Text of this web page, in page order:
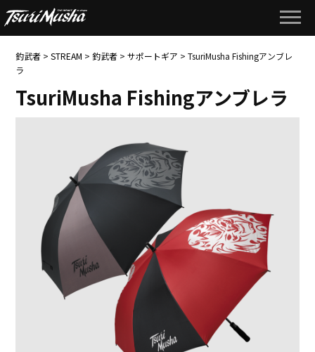
釣武者 >STREAM >釣武者 >サポートギア >TsuriMusha Fishingアンブレ
ラ
TsuriMusha Fishingアンブレラ